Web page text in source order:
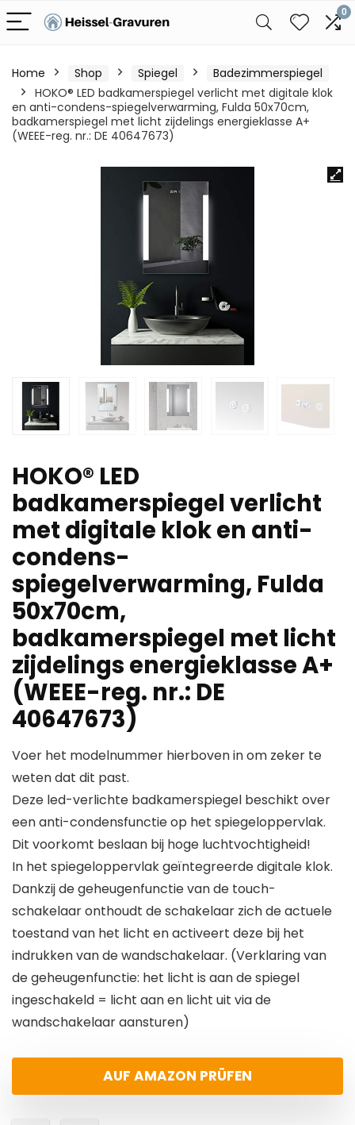
0
Home Shop Spiegel
Badezimmerspiegel
HOKO® LED badkamerspiegel verlicht met digitale klok
en anti-condens-spiegelverwarming, Fulda 50x70cm,
badkamerspiegel met licht zijdelings energieklasse A+
(WEEE-reg. nr.: DE 40647673)
HOKO® LED
badkamerspiegel verlicht
met digitale klok en anti-
condens-
spiegelverwarming, Fulda
50x70cm,
badkamerspiegel met licht
zijdelings energieklasse A+
(WEEE-reg. nr.: DE
40647673)
Voer het modelnummer hierboven in om zeker te
weten dat dit past.
Deze led-verlichte badkamerspiegel beschikt over
een anti-condensfunctie op het spiegeloppervlak.
Dit voorkomt beslaan bij hoge luchtvochtigheid!
In het spiegeloppervlak geïntegreerde digitale klok.
Dankzij de geheugenfunctie van de touch-
schakelaar onthoudt de schakelaar zich de actuele
toestand van het licht en activeert deze bij het
indrukken van de wandschakelaar. (Verklaring van
de geheugenfunctie: het licht is aan de spiegel
ingeschakeld = licht aan en licht uit via de
wandschakelaar aansturen)
AUF AMAZON PRÜFEN